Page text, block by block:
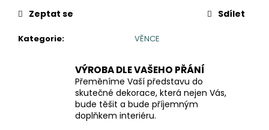
Kategorie: VĚNCE
Zeptat se Sdílet
VÝROBA DLE VAŠEHO PŘÁNÍ
Přeměníme Vaší představu do
skutečné dekorace, která nejen Vás,
bude těšit a bude příjemným
doplňkem interiéru.